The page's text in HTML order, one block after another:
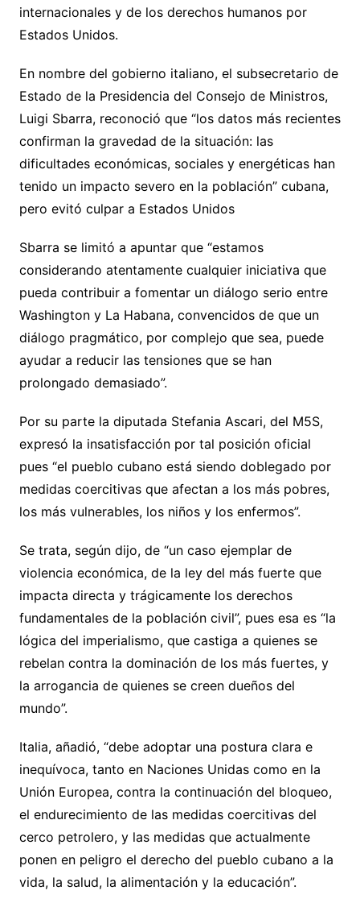
internacionales y de los derechos humanos por
Estados Unidos.
En nombre del gobierno italiano, el subsecretario de
Estado de la Presidencia del Consejo de Ministros,
Luigi Sbarra, reconoció que “los datos más recientes
confirman la gravedad de la situación: las
dificultades económicas, sociales y energéticas han
tenido un impacto severo en la población” cubana,
pero evitó culpar a Estados Unidos
Sbarra se limitó a apuntar que “estamos
considerando atentamente cualquier iniciativa que
pueda contribuir a fomentar un diálogo serio entre
Washington y La Habana, convencidos de que un
diálogo pragmático, por complejo que sea, puede
ayudar a reducir las tensiones que se han
prolongado demasiado”.
Por su parte la diputada Stefania Ascari, del M5S,
expresó la insatisfacción por tal posición oficial
pues “el pueblo cubano está siendo doblegado por
medidas coercitivas que afectan a los más pobres,
los más vulnerables, los niños y los enfermos”.
Se trata, según dijo, de “un caso ejemplar de
violencia económica, de la ley del más fuerte que
impacta directa y trágicamente los derechos
fundamentales de la población civil”, pues esa es “la
lógica del imperialismo, que castiga a quienes se
rebelan contra la dominación de los más fuertes, y
la arrogancia de quienes se creen dueños del
mundo”.
Italia, añadió, “debe adoptar una postura clara e
inequívoca, tanto en Naciones Unidas como en la
Unión Europea, contra la continuación del bloqueo,
el endurecimiento de las medidas coercitivas del
cerco petrolero, y las medidas que actualmente
ponen en peligro el derecho del pueblo cubano a la
vida, la salud, la alimentación y la educación”.